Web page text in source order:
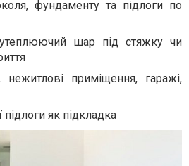
фундаменту та підлоги по
шар під стяжку чи
нежитлові приміщення, гаражі,
підлоги як підкладка